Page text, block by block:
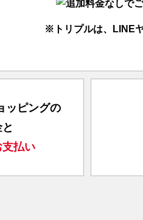
※トリプルは、LINE
ッピングの
支払い